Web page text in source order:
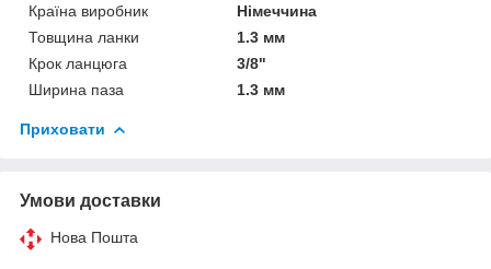
Країна виробник
Німеччина
Товщина ланки
1.3 мм
Крок ланцюга
3/8"
Ширина паза
1.3 мм
Приховати
Умови доставки
Нова Пошта